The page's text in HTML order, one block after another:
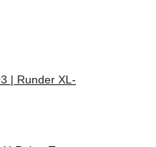
| Runder XL-